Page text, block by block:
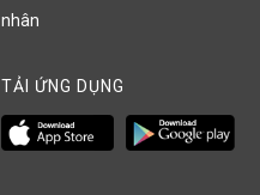
nhân
TẢI ỨNG DỤNG